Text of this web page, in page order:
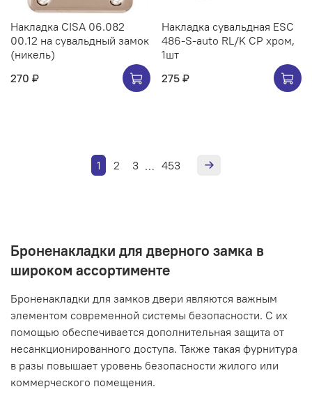
Накладка CISA 06.082
00.12 на сувальдный замок
(никель)
270 ₽
Накладка сувальдная ESC
486-S-auto RL/K CP хром,
1шт
275 ₽
1 2 3 … 453
Броненакладки для дверного замка в
широком ассортименте
Броненакладки для замков двери являются важным
элементом современной системы безопасности. С их
помощью обеспечивается дополнительная защита от
несанкционированного доступа. Также такая фурнитура
в разы повышает уровень безопасности жилого или
коммерческого помещения.